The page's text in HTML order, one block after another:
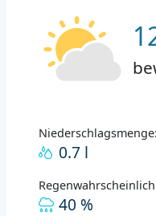
Niederschlagsmenge:
0.7 l
40 %